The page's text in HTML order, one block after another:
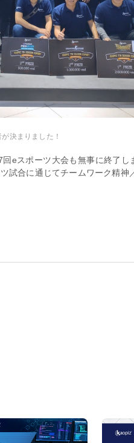
決まりました！
eスポーツ大会も無事に終了し
試合に通じてチームワーク精神